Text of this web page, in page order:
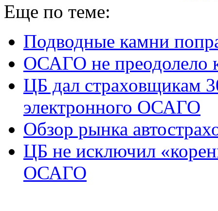
Еще по теме:
Подводные камни
ОСАГО не преодолело
ЦБ дал страховщикам
электронного ОСАГО
Обзор рынка
ЦБ не исключил
ОСАГО